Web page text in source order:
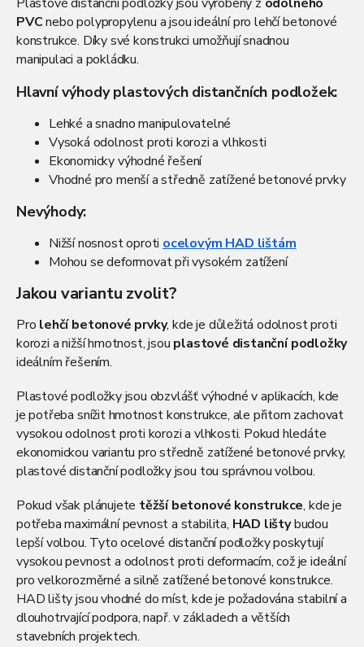
PVCnebo polypropylenu a jsou ideální pro lehčí betonové
konstrukce. Díky své konstrukci umožňují snadnou
manipulaci a pokládku.
Hlavní výhody plastových distančních podložek:
Lehké a snadno manipulovatelné
Vysoká odolnost proti korozi a vlhkosti
Ekonomicky výhodné řešení
Vhodné pro menší a středně zatížené betonové prvky
Nevýhody:
Nižší nosnost oproti ocelovým HAD lištám
Mohou se deformovat při vysokém zatížení
Jakou variantu zvolit?
Pro lehčí betonové prvky, kde je důležitá odolnost proti
korozi a nižší hmotnost, jsou plastové distanční podložky
ideálním řešením.
Plastové podložky jsou obzvlášť výhodné v aplikacích, kde
je potřeba snížit hmotnost konstrukce, ale přitom zachovat
vysokou odolnost proti korozi a vlhkosti. Pokud hledáte
ekonomickou variantu pro středně zatížené betonové prvky,
plastové distanční podložky jsou tou správnou volbou.
Pokud však plánujete těžší betonové konstrukce, kde je
potřeba maximální pevnost a stabilita, HAD lištybudou
lepší volbou. Tyto ocelové distanční podložky poskytují
vysokou pevnost a odolnost proti deformacím, což je ideální
pro velkorozměrné a silně zatížené betonové konstrukce.
HAD lišty jsou vhodné do míst, kde je požadována stabilní a
dlouhotrvající podpora, např. v základech a větších
stavebních projektech.